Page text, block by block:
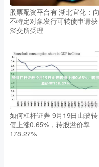
股票配资平台有 湖北宜化：向
不特定对象发行可转债申请获
深交所受理
如何杠杆证券 9月19日山玻转
债上涨0.65%，转股溢价率
178.27%